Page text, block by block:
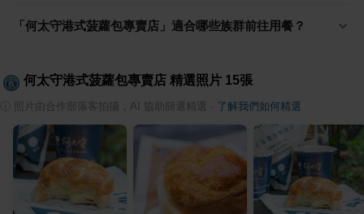
「何太守港式菠蘿包專賣店」適合哪些族群前往用餐？
何太守港式菠蘿包專賣店 精選照片 15張
照片由合作部落客拍攝，AI 協助篩選精選 了解我們如何精選